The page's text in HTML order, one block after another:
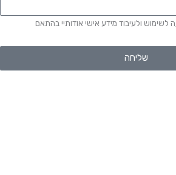
ולעיבוד מידע אישי אודותיי בהתאם
שליחה